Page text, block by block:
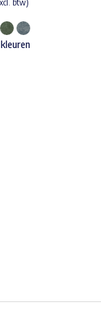
btw)